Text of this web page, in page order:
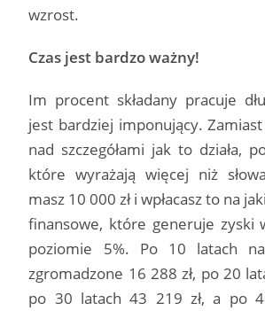
wzrost.
Czas jest bardzo ważny!
Im procent składany pracuje
jest bardziej imponujący.
nad szczegółami jak to działa,
które wyrażają więcej niż
masz 10 000 zł i wpłacasz to na
finansowe, które generuje zyski
poziomie 5%. Po 10 latach
zgromadzone 16 288 zł, po 20
po 30 latach 43 219 zł, a po